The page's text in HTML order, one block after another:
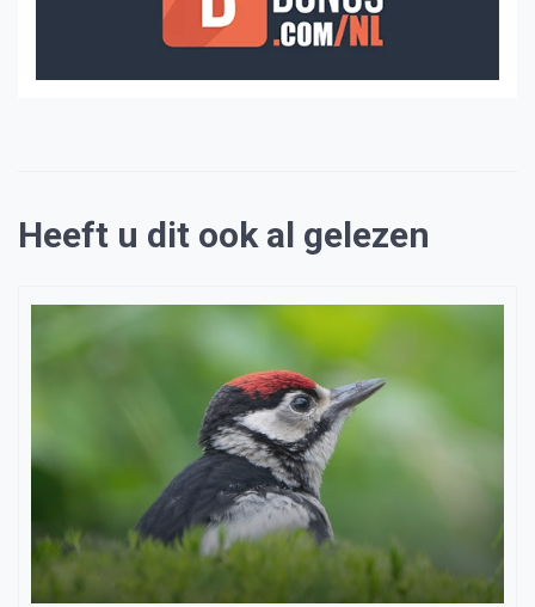
Heeft u dit ook al gelezen